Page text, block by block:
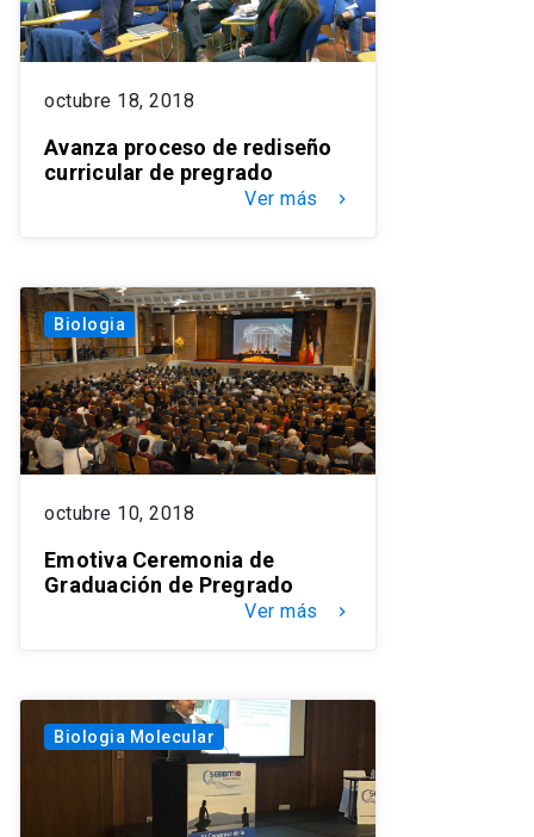
octubre 18, 2018
Avanza proceso de rediseño
curricular de pregrado
Ver más keyboard_arrow_right
Biologia
octubre 10, 2018
Emotiva Ceremonia de
Graduación de Pregrado
Ver más keyboard_arrow_right
Biologia Molecular